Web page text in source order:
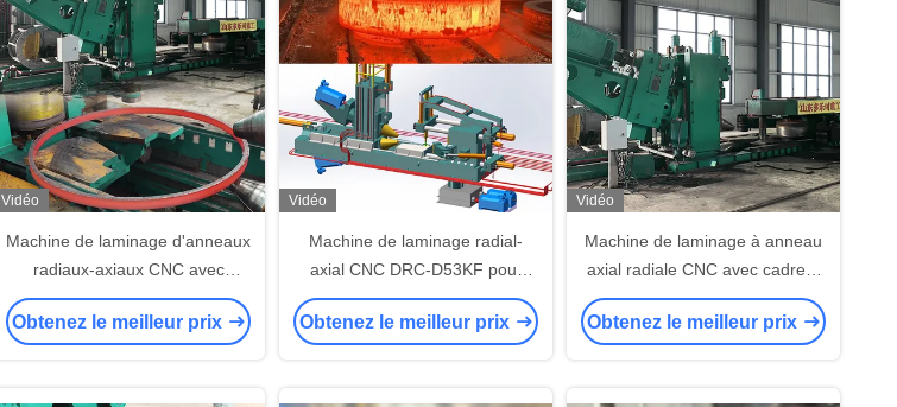
Vidéo
Machine de laminage d'anneaux
radiaux-axiaux CNC avec
système de refroidissement par
eau, laminage multi-stations et
Obtenez le meilleur prix
Vidéo
Machine de laminage radial-
axial CNC DRC-D53KF pour
bagues sans soudure de
grandes dimensions
Obtenez le meilleur prix
Vidéo
Machine de laminage à anneau
axial radiale CNC avec cadre à
haute rigidité, système CNC
avancé et refroidissement à
Obtenez le meilleur prix